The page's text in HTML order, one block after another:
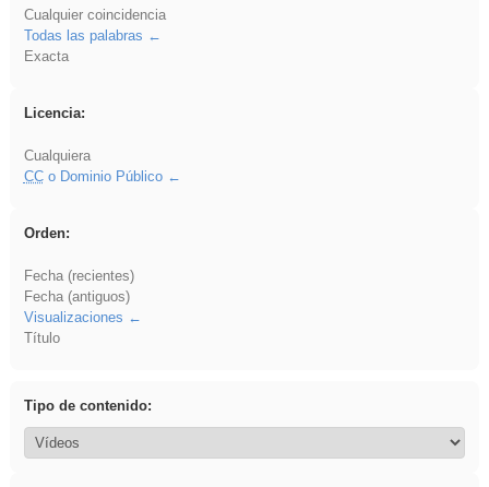
Cualquier coincidencia
Todas las palabras
Exacta
Licencia:
Cualquiera
CCo Dominio Público
Orden:
Fecha (recientes)
Fecha (antiguos)
Visualizaciones
Título
Tipo de contenido: